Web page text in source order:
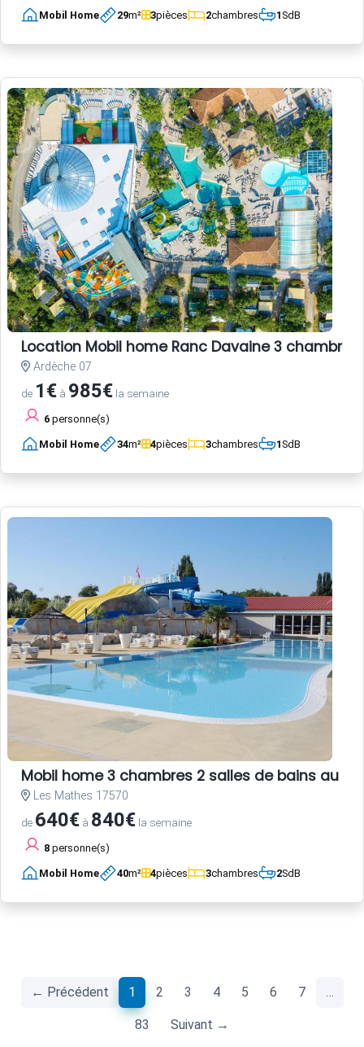
Mobil Home 29m² 3pièces 2chambres 1SdB
Location Mobil home Ranc Davaine 3 chambres
Ardèche 07
de 1€ à 985€ la semaine
6 personne(s)
Mobil Home 34m² 4pièces 3chambres 1SdB
Mobil home 3 chambres 2 salles de bains au
Les Mathes 17570
de 640€ à 840€ la semaine
8 personne(s)
Mobil Home 40m² 4pièces 3chambres 2SdB
← Précédent 1 (current)
2 3 4 5 6 7 …
83 Suivant →